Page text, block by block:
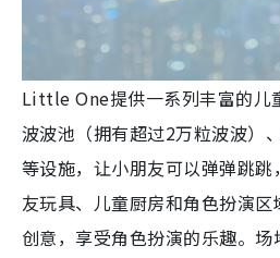
Little One提供一系列丰富的儿
波波池（拥有超过2万粒波波）
等设施，让小朋友可以弹弹跳
友玩具、儿童厨房和角色扮演
创意，享受角色扮演的乐趣。